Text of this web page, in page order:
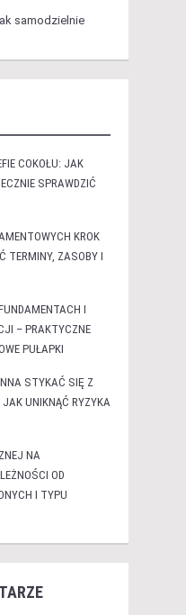
samodzielnie
COKOŁU: JAK
SPRAWDZIĆ
KROK
TERMINY, ZASOBY I
I
– PRAKTYCZNE
PUŁAPKI
STYKAĆ SIĘ Z
UNIKNĄĆ RYZYKA
NA
OD
I TYPU